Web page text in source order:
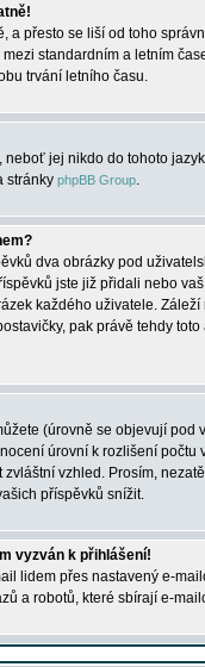
a přesto se liší od toho
standardním a letním
trvání letního času.
jej nikdo do tohoto
stránky phpBB Group.
dva obrázky pod
jste již přidali nebo
každého uživatele.
pak právě tehdy
(úrovně se objevují
úrovní k rozlišení
vzhled. Prosím,
příspěvků snížit.
vyzván k přihlášení!
lidem přes nastavený e-
a robotů, které sbírají e-